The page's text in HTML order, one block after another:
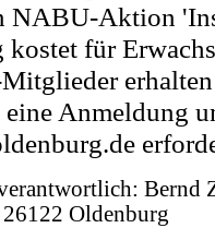
NABU-Aktion
kostet für
Anmeldung
Bernd
Oldenburg